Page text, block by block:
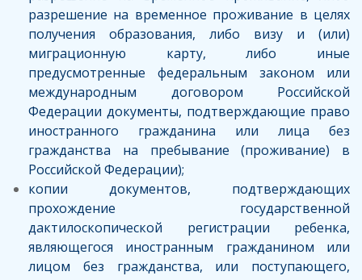
разрешение на временное проживание в целях
получения образования, либо визу и (или)
миграционную карту, либо иные
предусмотренные федеральным законом или
международным договором Российской
Федерации документы, подтверждающие право
иностранного гражданина или лица без
гражданства на пребывание (проживание) в
Российской Федерации);
копии документов, подтверждающих
прохождение государственной
дактилоскопической регистрации ребенка,
являющегося иностранным гражданином или
лицом без гражданства, или поступающего,